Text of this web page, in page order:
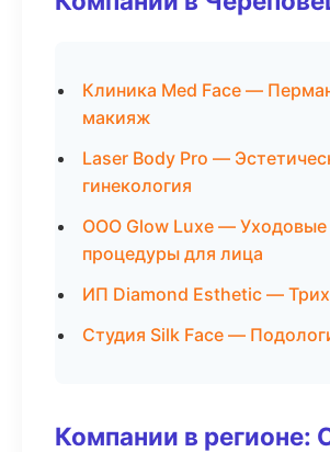
Клиника Med Face —
макияж
Laser Body Pro —
гинекология
ООО Glow Luxe — Уходовые
процедуры для лица
ИП Diamond Esthetic —
Студия Silk Face —
Компании в регионе: